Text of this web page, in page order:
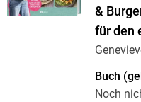
&
für den
Buch
Noch